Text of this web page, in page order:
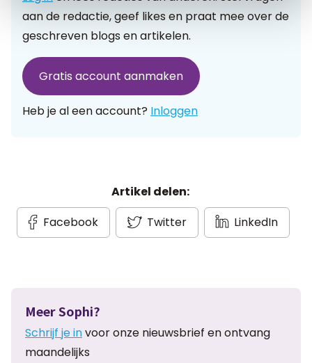
aan de redactie, geef likes en praat mee over de
geschreven blogs en artikelen.
Gratis account aanmaken
Heb je al een account? Inloggen
Artikel delen:
Facebook
Twitter LinkedIn
Meer Sophi?
Schrijf je invoor onze nieuwsbrief en ontvang
maandelijks